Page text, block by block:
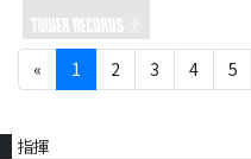
« 1 2 3 4 5
指揮